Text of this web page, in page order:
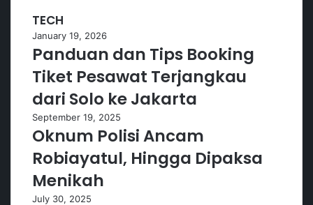
TECH
January 19, 2026
Panduan dan Tips Booking
Tiket Pesawat Terjangkau
dari Solo ke Jakarta
September 19, 2025
Oknum Polisi Ancam
Robiayatul, Hingga Dipaksa
Menikah
July 30, 2025